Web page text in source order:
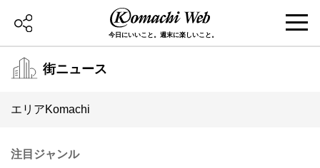
今日にいいこと。週末に楽しいこと。
街ニュース
エリアKomachi
注目ジャンル